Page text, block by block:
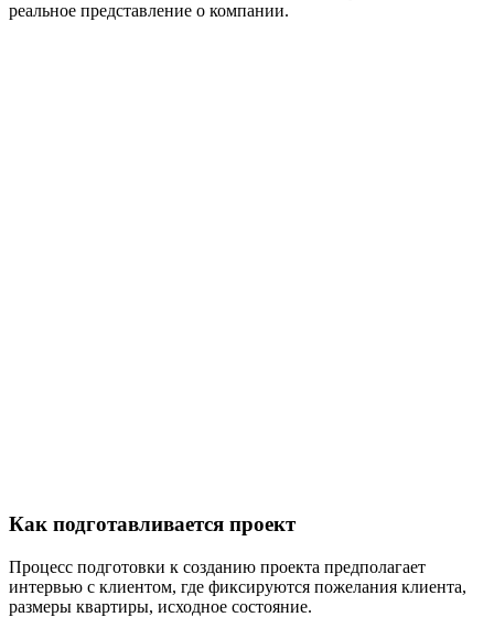
реальное представление о компании.
Как подготавливается проект
Процесс подготовки к созданию проекта предполагает
интервью с клиентом, где фиксируются пожелания клиента,
размеры квартиры, исходное состояние.